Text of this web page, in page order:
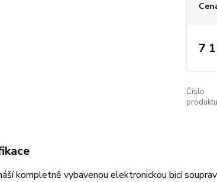
7
Číslo
kompletně vybavenou elektronickou bicí